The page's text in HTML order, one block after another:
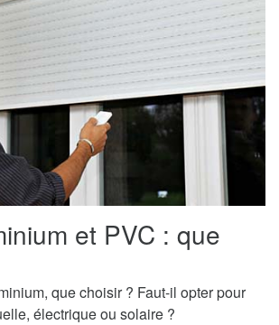
et PVC : que
que choisir ? Faut-il opter pour
électrique ou solaire ?